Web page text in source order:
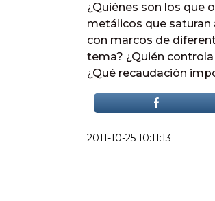
¿Quiénes son los que
metálicos que saturan
con marcos de
tema? ¿Quién
¿Qué recaudación
2011-10-25 10:11:13